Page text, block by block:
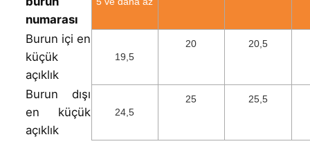
numarası
Burun içi en
küçük
açıklık
19,5
20 20,5
Burun dışı
en küçük
açıklık
24,5
25 25,5